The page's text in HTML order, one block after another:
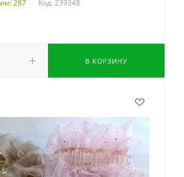
287 Код: 239348
В КОРЗИНУ